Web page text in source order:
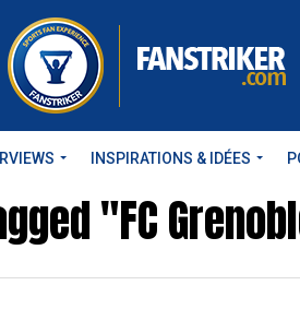
INSPIRATIONS & IDÉES
"FC